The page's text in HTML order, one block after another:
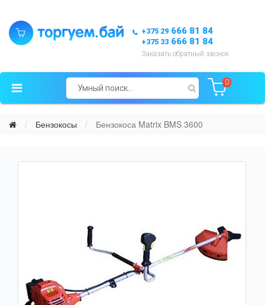
+375 29 666 81 84
+375 33 666 81 84
Заказать обратный звонок
0
Бензокосы Бензокоса Matrix BMS 3600